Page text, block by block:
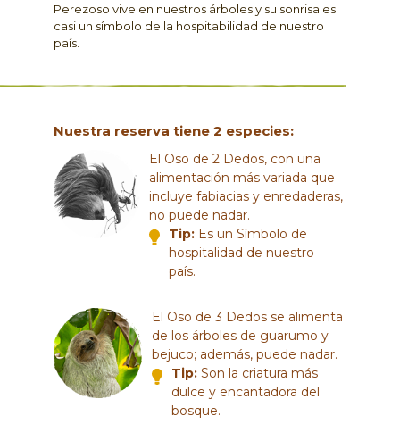
Perezoso vive en nuestros árboles y su sonrisa es
casi un símbolo de la hospitabilidad de nuestro
país.
Nuestra reserva tiene 2 especies:
El Oso de 2 Dedos, con una
alimentación más variada que
incluye fabiacias y enredaderas,
no puede nadar.
Tip: Es un Símbolo de
hospitalidad de nuestro
país.
El Oso de 3 Dedos se alimenta
de los árboles de guarumo y
bejuco; además, puede nadar.
Tip: Son la criatura más
dulce y encantadora del
bosque.